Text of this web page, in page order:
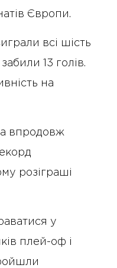
Європи.
всі шість
13 голів.
на
впродовж
розіграші
у
плей-оф і